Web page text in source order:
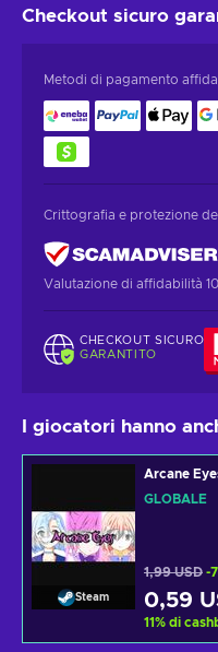
Checkout sicuro
Metodi di pagamento
Crittografia e protezione
Valutazione di affidabilità
CHECKOUT SICURO
GARANTITO
I giocatori hanno
Steam
Arcane
GLOBALE
1,99 USD -
0,59
11% di